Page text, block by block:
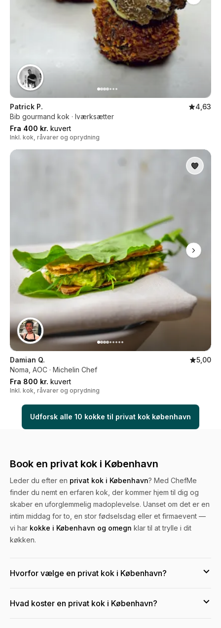
Patrick P.
4,63
Bib gourmand kok · Iværksætter
Fra 400 kr. kuvert
Inkl. kok, råvarer og oprydning
Damian Q.
5,00
Noma, AOC · Michelin Chef
Fra 800 kr. kuvert
Inkl. kok, råvarer og oprydning
Udforsk alle 10 kokke til privat kok københavn
Book en privat kok i København
Leder du efter en privat kok i København? Med ChefMe
finder du nemt en erfaren kok, der kommer hjem til dig og
skaber en uforglemmelig madoplevelse. Uanset om det er en
intim middag for to, en stor fødselsdag eller et firmaevent —
vi har kokke i København og omegn klar til at trylle i dit
køkken.
Hvorfor vælge en privat kok i København?
privatkokfår du restaurantoplevelsen direkte i dine egne
Hvad koster en privat kok i København?